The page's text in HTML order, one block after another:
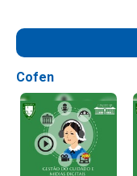
Cofen